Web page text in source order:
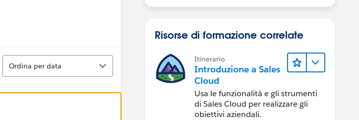
Ordina
Ordina per data
Risorse di formazione correlate
Itinerario
Introduzione a Sales
Cloud
Usa le funzionalità e gli strumenti
di Sales Cloud per realizzare gli
obiettivi aziendali.